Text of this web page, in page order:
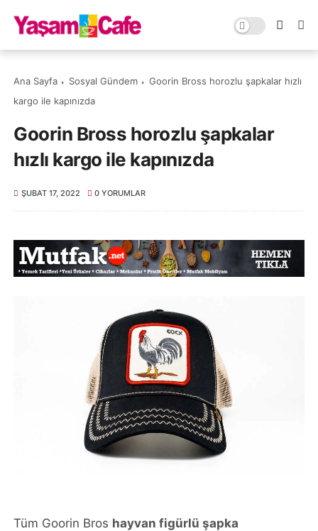
Ana Sayfa Sosyal Gündem
Goorin Bross horozlu şapkalar hızlı
kargo ile kapınızda
Goorin Bross horozlu şapkalar
hızlı kargo ile kapınızda
ŞUBAT 17, 2022 0 YORUMLAR
Tüm Goorin Bros hayvan figürlü şapka